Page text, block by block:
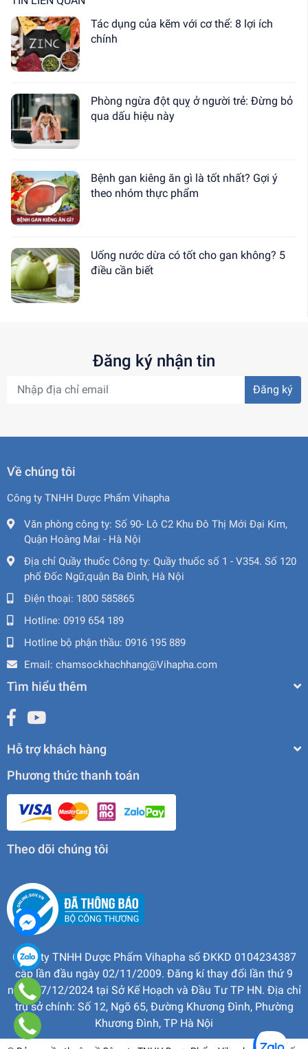
Tác dụng của kẽm với cơ thể: 8 lợi ích
chính
Phòng ngừa đột quỵ ở người trẻ: Đừng bỏ
qua dấu hiệu này
Bệnh gan kiêng ăn gì là tốt nhất? Gợi ý
theo nhóm thực phẩm
Uống nước dừa có tốt cho gan không? 5
điều cần biết
Đăng ký nhận tin
Đăng ký
Về chúng tôi
Công ty TNHH Dược Phẩm Vihapha
Văn phòng công ty: Số 90- Lô C2 Khu Đô Thị Mới Đại Kim,
Quận Hoàng Mai - Hà Nội
Địa chỉ Quầy thuốc Công ty: Quầy thuốc số 1 - V354. Số 120
phố Đốc Ngữ,quận Ba Đình, Hà Nội
Điện thoại: 1800 585865
Hotline: 0919 654 189
Hotline bộ phận thầu: 0916 195 889
Email: chamsockhachhang@Vihapha.com
Tìm hiểu thêm
Hỗ trợ khách hàng
Phương thức thanh toán
Theo dõi chúng tôi
Công ty TNHH Dược Phẩm Vihapha số ĐKKD 0104234387
cấp lần đầu ngày 02/11/2009. Đăng kí thay đổi lần thứ 9
ngày 17/12/2024 tại Sở Kế Hoạch và Đầu Tư TP HN. Địa chỉ
trụ sở chính: Số 12, Ngõ 65, Đường Khương Đình, Phường
Khương Đình, TP Hà Nội